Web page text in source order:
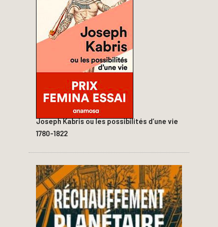
Joseph Kabris ou les possibilités d’une vie
1780-1822